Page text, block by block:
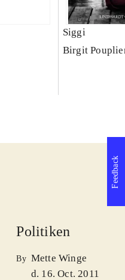
Siggi
Birgit
Politiken
By Mette Winge
d. 16. Oct. 2011
Feedback